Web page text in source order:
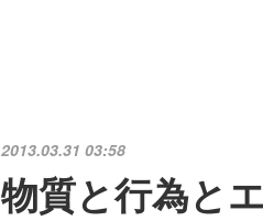
2013.03.31 03:58
物質と行為と